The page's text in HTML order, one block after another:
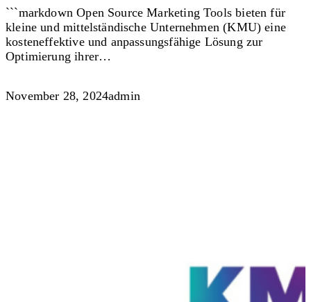
```markdown Open Source Marketing Tools bieten für
kleine und mittelständische Unternehmen (KMU) eine
kosteneffektive und anpassungsfähige Lösung zur
Optimierung ihrer…
November 28, 2024admin